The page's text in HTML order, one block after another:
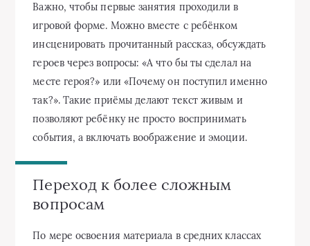
Важно, чтобы первые занятия проходили в
игровой форме. Можно вместе с ребёнком
инсценировать прочитанный рассказ, обсуждать
героев через вопросы: «А что бы ты сделал на
месте героя?» или «Почему он поступил именно
так?». Такие приёмы делают текст живым и
позволяют ребёнку не просто воспринимать
события, а включать воображение и эмоции.
Переход к более сложным
вопросам
По мере освоения материала в средних классах